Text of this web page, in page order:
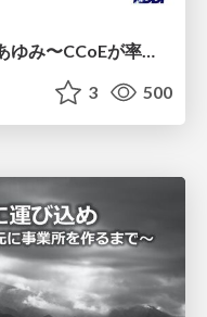
3 500